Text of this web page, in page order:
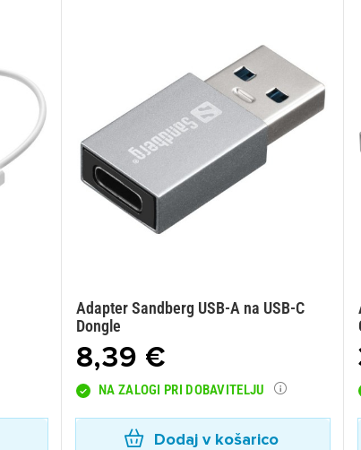
Adapter Sandberg USB-A na USB-C
Dongle
8,39 €
NA ZALOGI PRI DOBAVITELJU
Dodaj v košarico